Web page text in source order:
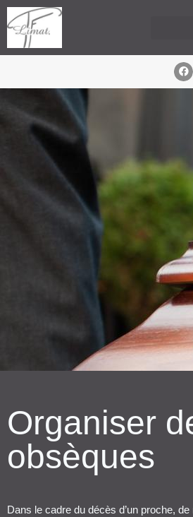
Organiser
obsèques
Dans le cadre du décès d’un proche,